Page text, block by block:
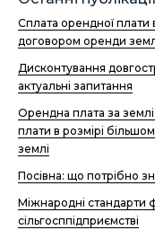
Сплата орендної плати
договором оренди
Дисконтування
актуальні запитання
Орендна плата за землі
плати в розмірі
землі
Посівна: що потрібно
Міжнародні стандарти
сільгосппідприємстві